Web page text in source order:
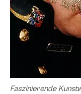
Faszinierende